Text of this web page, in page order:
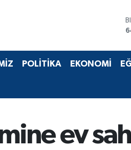
POLİTİKA EKONOMİ
ev